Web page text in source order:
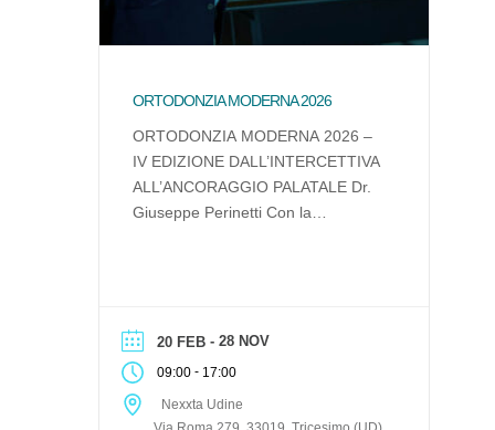
ORTODONZIA MODERNA 2026
ORTODONZIA MODERNA 2026 –
IV EDIZIONE DALL’INTERCETTIVA
ALL’ANCORAGGIO PALATALE Dr.
Giuseppe Perinetti Con la
pranzo leggero. ISCRIVITI AL
CORSO SEDE | DATA | ORA
Nexxta Udine – Via Roma 279,
33019, Tricesimo (UD) […]
20 FEB - 28 NOV
09:00 - 17:00
Nexxta Udine